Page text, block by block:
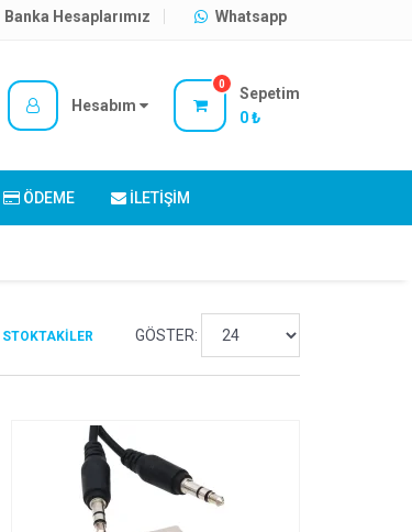
Banka Hesaplarımız Whatsapp
Hesabım
0
Sepetim
0 ₺
ÖDEME İLETIŞIM
STOKTAKILER GÖSTER: